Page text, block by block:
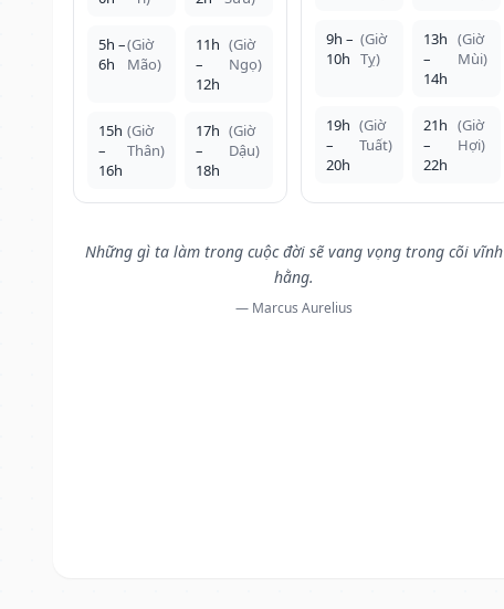
5h –
6h
(Giờ
Mão)
11h
–
12h
(Giờ
Ngọ)
15h
–
16h
(Giờ
Thân)
17h
–
18h
(Giờ
Dậu)
9h –
10h
(Giờ
Tỵ)
13h
–
14h
(Giờ
Mùi)
19h
–
20h
(Giờ
Tuất)
21h
–
22h
(Giờ
Hợi)
Những gì ta làm trong cuộc đời sẽ vang vọng trong cõi vĩnh
hằng.
— Marcus Aurelius